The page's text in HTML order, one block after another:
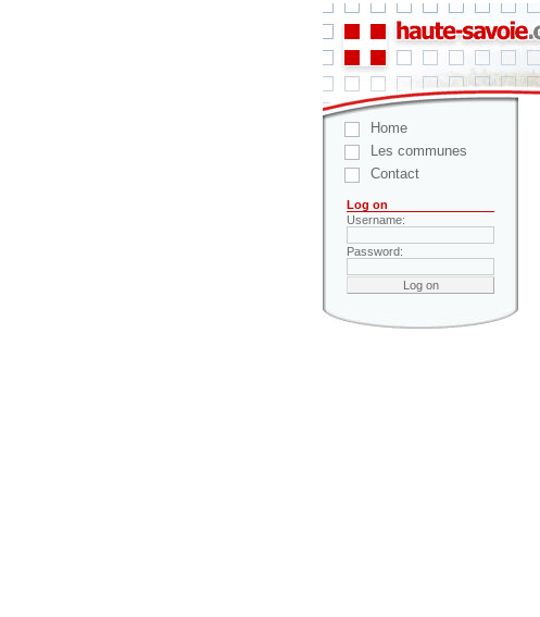
Home
Les communes
Contact
Log on
Username:
Password: